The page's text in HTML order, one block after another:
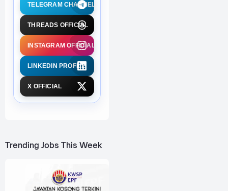
TELEGRAM CHANNEL
THREADS OFFICIAL
INSTAGRAM OFFICIAL
LINKEDIN PROFILE
X OFFICIAL
Trending Jobs This Week